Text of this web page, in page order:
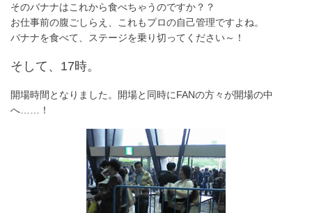
そのバナナはこれから食べちゃうのですか？？
お仕事前の腹ごしらえ、これもプロの自己管理ですよね。
バナナを食べて、ステージを乗り切ってください～！
そして、17時。
開場時間となりました。開場と同時にFANの方々が開場の中
へ……！